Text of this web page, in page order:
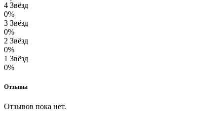
4 Звёзд
0%
3 Звёзд
0%
2 Звёзд
0%
1 Звёзд
0%
Отзывы
Отзывов пока нет.